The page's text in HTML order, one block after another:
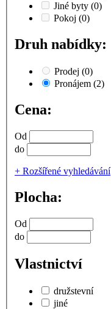
Jiné byty (0)
Pokoj (0)
Druh nabídky:
Prodej (0)
Pronájem (2)
Cena:
Od
do
+ Rozšířené vyhledávání
Plocha:
Od
do
Vlastnictví
družstevní
jiné